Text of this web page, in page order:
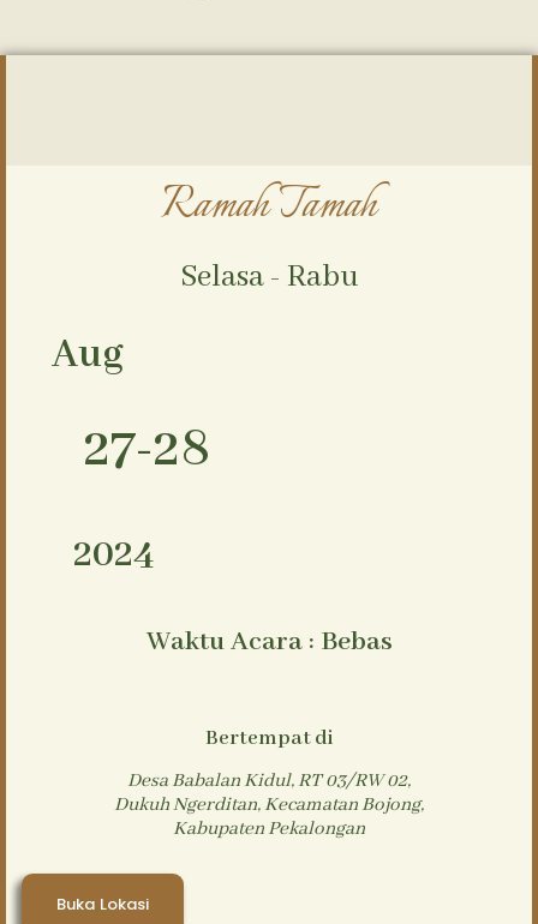
Ramah Tamah
Selasa - Rabu
Aug
27-28
2024
Waktu Acara : Bebas
Bertempat di
Desa Babalan Kidul, RT 03/RW 02,
Dukuh Ngerditan, Kecamatan Bojong,
Kabupaten Pekalongan
Buka Lokasi